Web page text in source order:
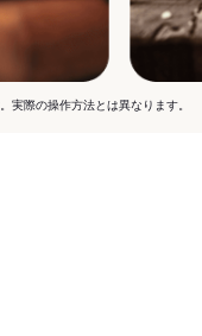
実際の操作方法とは異なります。